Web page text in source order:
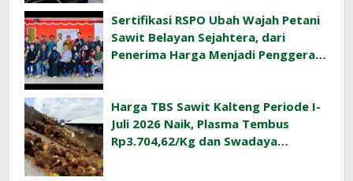
Sertifikasi RSPO Ubah Wajah Petani
Sawit Belayan Sejahtera, dari
Penerima Harga Menjadi Penggerak
Harga TBS Sawit Kalteng Periode I-
Juli 2026 Naik, Plasma Tembus
Rp3.704,62/Kg dan Swadaya